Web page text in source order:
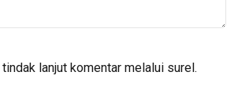
tindak lanjut komentar melalui surel.